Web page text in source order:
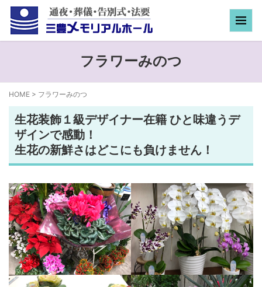
フラワーみのつ
HOME > フラワーみのつ
生花装飾１級デザイナー在籍 ひと味違うデ
ザインで感動！
生花の新鮮さはどこにも負けません！